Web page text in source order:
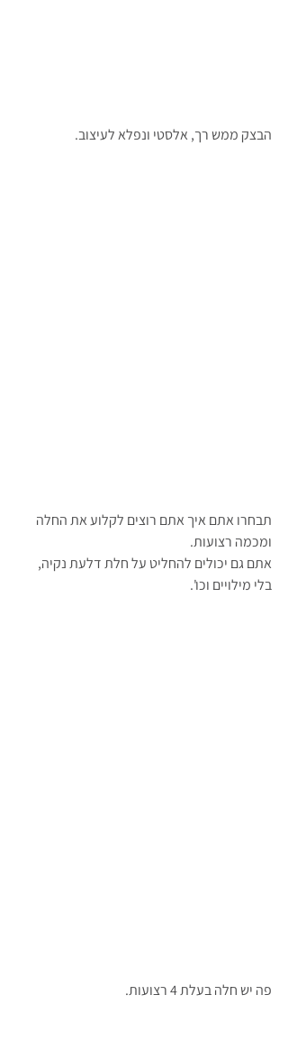
הבצק ממש רך, אלסטי ונפלא לעיצוב.
תבחרו אתם איך אתם רוצים לקלוע את החלה
ומכמה רצועות.
אתם גם יכולים להחליט על חלת דלעת נקיה,
בלי מילויים וכו'.
פה יש חלה בעלת 4 רצועות.